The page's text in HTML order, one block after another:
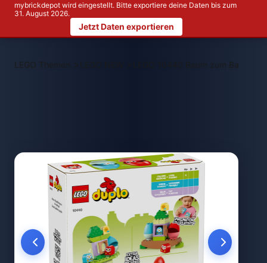
mybrickdepot wird eingestellt. Bitte exportiere deine Daten bis zum
31. August 2026.
Jetzt Daten exportieren
LEGO Themen > LEGO 10440 Baum zum